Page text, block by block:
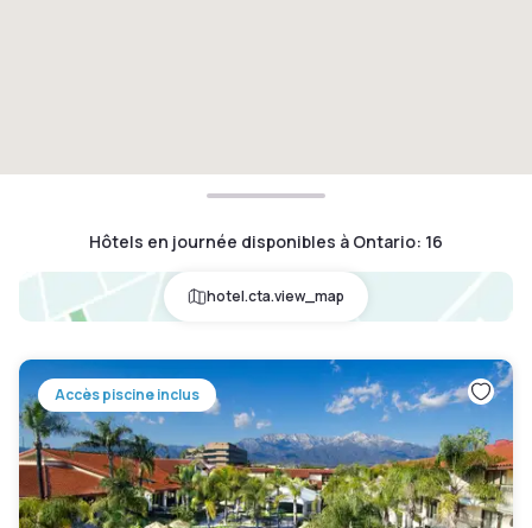
Hôtels en journée disponibles à Ontario: 16
hotel.cta.view_map
Accès piscine inclus